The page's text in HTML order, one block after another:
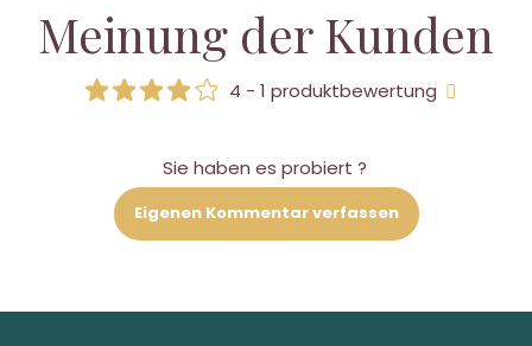
Meinung der Kunden
4 - 1 produktbewertung
Sie haben es probiert ?
Eigenen Kommentar verfassen